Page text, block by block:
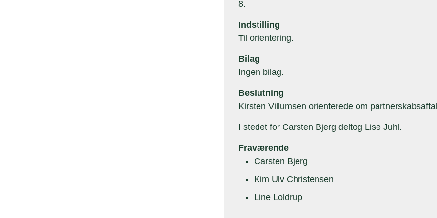
8.
Indstilling
Til orientering.
Bilag
Ingen bilag.
Beslutning
Kirsten Villumsen orienterede om
I stedet for Carsten Bjerg deltog Lise Juhl.
Fraværende
Carsten Bjerg
Kim Ulv Christensen
Line Loldrup